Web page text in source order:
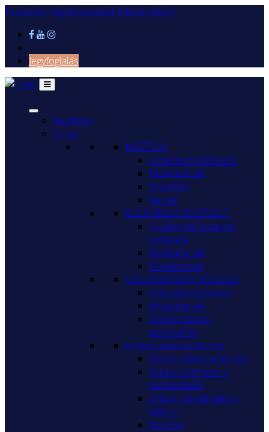
Tervezze meg látogatásátWebarchívum
Jegyfoglalás
Kezdőlap
O nás
MÚZEUM
A múzeum története
Munkatársak
Projektek
Karrier
KULTURÁLIS KÖZPONT
A Kulturális Központ
története
Munkatársak
Tevékenység
CSILLAGÁSZATI RÉSZLEG
A részleg története
Munkatársak
Činnosť útvaru
astronómie
Fontos dokumentumok
Fontos dokumentumok
Správy o činnosti a
hospodárení
Zmluvy, objednávky a
faktúry
Akvizícia